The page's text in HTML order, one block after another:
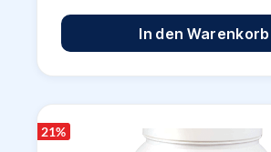
In den Warenkorb
21%